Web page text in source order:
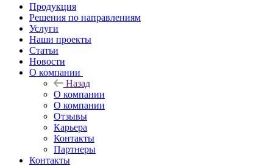
Продукция
Решения по направлениям
Услуги
Наши проекты
Статьи
Новости
О компании
Назад
О компании
О компании
Отзывы
Карьера
Контакты
Партнеры
Контакты